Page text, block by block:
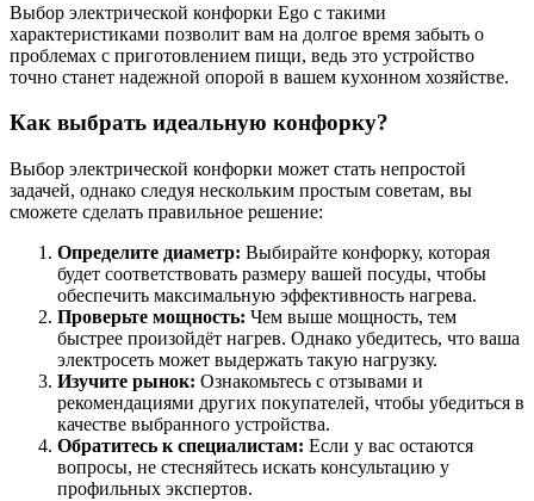
Выбор электрической конфорки Ego с такими
характеристиками позволит вам на долгое время забыть о
проблемах с приготовлением пищи, ведь это устройство
точно станет надежной опорой в вашем кухонном хозяйстве.
Как выбрать идеальную конфорку?
Выбор электрической конфорки может стать непростой
задачей, однако следуя нескольким простым советам, вы
сможете сделать правильное решение:
Определите диаметр: Выбирайте конфорку, которая
будет соответствовать размеру вашей посуды, чтобы
обеспечить максимальную эффективность нагрева.
Проверьте мощность: Чем выше мощность, тем
быстрее произойдёт нагрев. Однако убедитесь, что ваша
электросеть может выдержать такую нагрузку.
Изучите рынок: Ознакомьтесь с отзывами и
рекомендациями других покупателей, чтобы убедиться в
качестве выбранного устройства.
Обратитесь к специалистам: Если у вас остаются
вопросы, не стесняйтесь искать консультацию у
профильных экспертов.